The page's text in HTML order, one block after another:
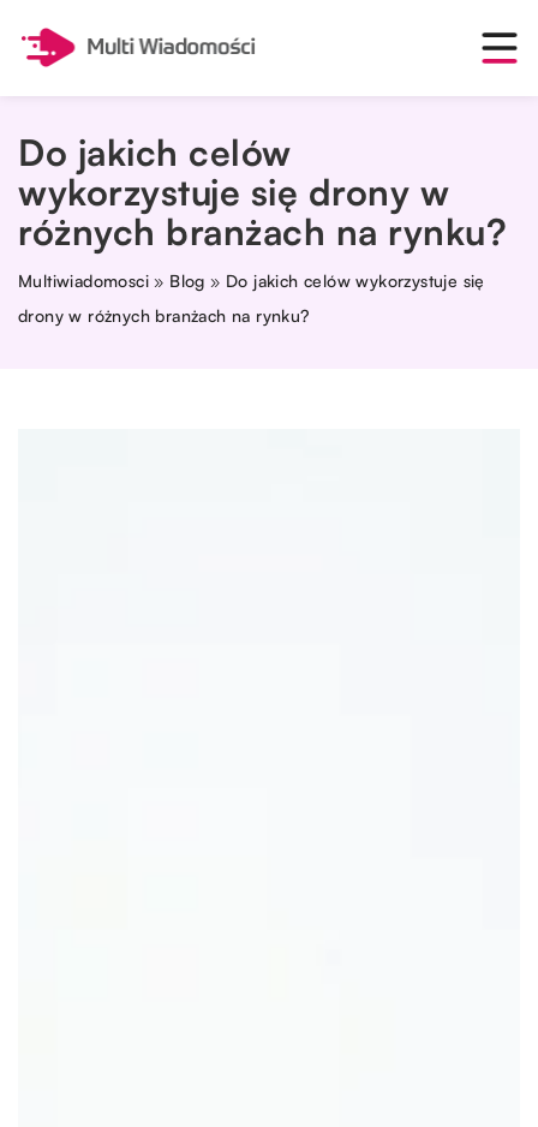
Do jakich celów
wykorzystuje się drony w
różnych branżach na rynku?
Multiwiadomosci » Blog » Do jakich celów wykorzystuje się
drony w różnych branżach na rynku?